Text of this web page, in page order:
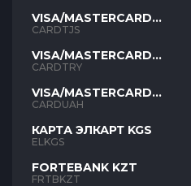
VISA/MASTERCARD
TJS
CARDTJS
VISA/MASTERCARD
TYR
CARDTRY
VISA/MASTERCARD
UAH
CARDUAH
КАРТА ЭЛКАРТ KGS
ELKGS
FORTEBANK KZT
FRTBKZT